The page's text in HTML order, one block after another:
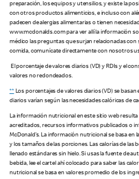
preparación, los equipos y utensilios, y existe la
con otros productos alimenticios, e incluso con
padecen de alergias alimentarias o tienen
www.mcdonalds.com para ver allí la información
médico las preguntas que surjan relacionadas
comida, comunícate directamente con nosotros
El porcentaje de valores diarios (VD) y RDIs y el
valores no redondeados.
**Los porcentajes de valores diarios (VD) se basan
diarios varían según las necesidades calóricas de
La información nutricional en este sitio web
acreditados, recursos informativos publicados o
McDonald’s. La información nutricional se basa
y los tamaños de las porciones. Las calorías de las
llenado estándares sin hielo. Si usas la fuente de
bebida, lee el cartel ahí colocado para saber las
nutricional se basa en valores promedio de los